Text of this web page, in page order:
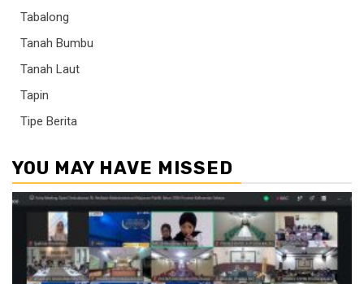
Tabalong
Tanah Bumbu
Tanah Laut
Tapin
Tipe Berita
YOU MAY HAVE MISSED